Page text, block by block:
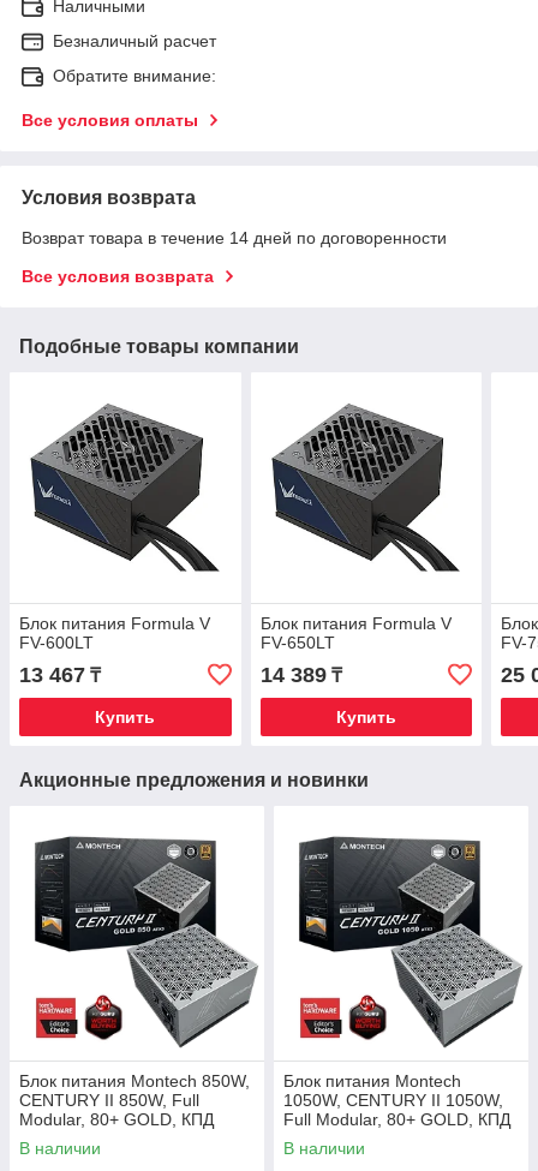
Наличными
Безналичный расчет
Обратите внимание:
Все условия оплаты
Условия возврата
Возврат товара в течение 14 дней по договоренности
Все условия возврата
Подобные товары компании
Блок питания Formula V
FV-600LT
13 467 ₸
Купить
Блок питания Formula V
FV-650LT
14 389₸
Купить
FV-
25
Акционные предложения и новинки
Блок питания Montech 850W,
CENTURY II 850W, Full
Modular, 80+ GOLD, КПД
90%, Fan 135mm, Серебро
В наличии
Блок питания Montech
1050W, CENTURY II 1050W,
Full Modular, 80+ GOLD, КПД
90%, Fan 135mm, Серебро
В наличии